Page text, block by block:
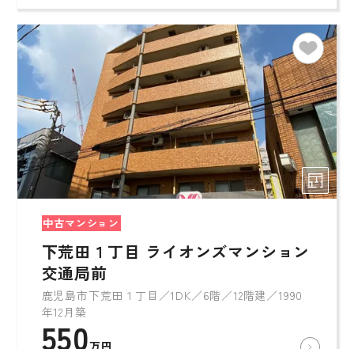
中古マンション
下荒田１丁目 ライオンズマンション
交通局前
鹿児島市下荒田１丁目／1DK／6階／12階建／1990
年12月築
550万円